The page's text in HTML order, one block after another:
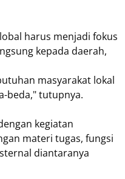
harus menjadi fokus
kepada daerah,
masyarakat lokal
beda," tutupnya.
kegiatan
materi tugas, fungsi
diantaranya